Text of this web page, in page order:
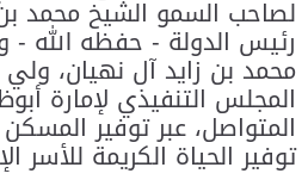
لصاحب السمو الشيخ محمد
رئيس الدولة - حفظه الله -
محمد بن زايد آل نهيان،
المجلس التنفيذي لإمارة
المتواصل، عبر توفير
توفير الحياة الكريمة للأسر